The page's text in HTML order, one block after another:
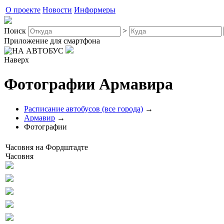
О проекте Новости Информеры
Поиск >
Приложение для смартфона
Наверх
Фотографии Армавира
Расписание автобусов (все города) →
Армавир →
Фотографии
Часовня на Фордштадте
Часовня